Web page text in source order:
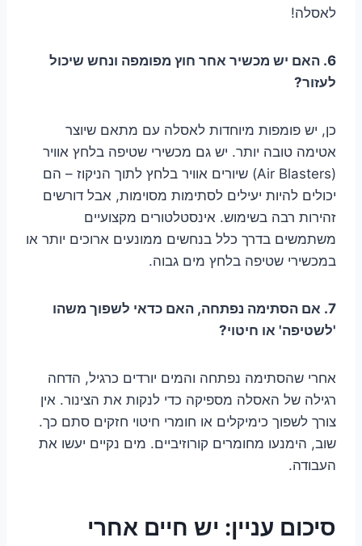
לאסלה!
6. האם יש מכשיר אחר חוץ מפומפה ונחש שיכול
לעזור?
כן, יש פומפות מיוחדות לאסלה עם מתאם שיוצר
אטימה טובה יותר. יש גם מכשירי שטיפה בלחץ אוויר
(Air Blasters) שיורים אוויר בלחץ לתוך הניקוז – הם
יכולים להיות יעילים לסתימות מסוימות, אבל דורשים
זהירות רבה בשימוש. אינסטלטורים מקצועיים
משתמשים בדרך כלל בנחשים ממונעים ארוכים יותר או
במכשירי שטיפה בלחץ מים גבוה.
7. אם הסתימה נפתחה, האם כדאי לשפוך משהו
'לשטיפה' או חיטוי?
אחרי שהסתימה נפתחה והמים יורדים כרגיל, הדחה
רגילה של האסלה מספיקה כדי לנקות את הצינור. אין
צורך לשפוך כימיקלים או חומרי חיטוי חזקים סתם כך.
שוב, הימנעו מחומרים קורוזיביים. מים נקיים יעשו את
העבודה.
סיכום עניין: יש חיים אחרי